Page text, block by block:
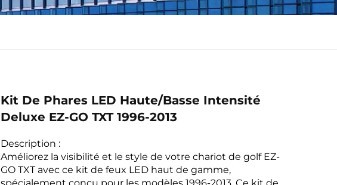
Kit De Phares LED Haute/basse Intensité
Deluxe EZ-GO TXT 1996-2013
Description :
Améliorez la visibilité et le style de votre chariot de golf EZ-
GO TXT avec ce kit de feux LED haut de gamme,
spécialement conçu pour les modèles 1996-2013. Ce kit de